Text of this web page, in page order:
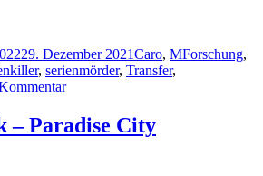
29. Dezember 2021Caro, MForschung,
, serienmörder, Transfer,
zu
S.E.
Moorhead
– Paradise City